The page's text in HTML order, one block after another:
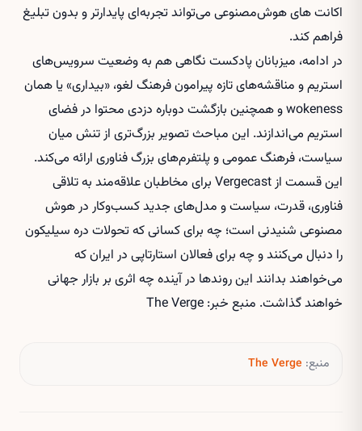
اکانت های هوش‌مصنوعی می‌تواند تجربه‌ای پایدارتر و بدون تبلیغ
فراهم کند.
در ادامه، میزبانان پادکست نگاهی هم به وضعیت سرویس‌های
استریم و مناقشه‌های تازه پیرامون فرهنگ لغو، «بیداری» یا همان
wokeness و همچنین بازگشت دوباره دزدی محتوا در فضای
استریم می‌اندازند. این مباحث تصویر بزرگ‌تری از تنش میان
سیاست، فرهنگ عمومی و پلتفرم‌های بزرگ فناوری ارائه می‌کند.
این قسمت از Vergecast برای مخاطبان علاقه‌مند به تلاقی
فناوری، قدرت، سیاست و مدل‌های جدید کسب‌وکار در هوش
مصنوعی شنیدنی است؛ چه برای کسانی که تحولات دره سیلیکون
را دنبال می‌کنند و چه برای فعالان استارتاپی در ایران که
می‌خواهند بدانند این روندها در آینده چه اثری بر بازار جهانی
خواهند گذاشت. منبع خبر: The Verge
منبع: The Verge